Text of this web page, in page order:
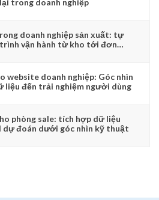
doanh nghiệp sản xuất: tự
vận hành từ kho tới đơn
website doanh nghiệp: Góc nhìn
đến trải nghiệm người dùng
phòng sale: tích hợp dữ liệu
dự đoán dưới góc nhìn kỹ thuật